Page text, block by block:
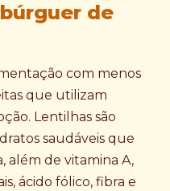
de
com menos
que utilizam
Lentilhas são
saudáveis que
além de vitamina A,
ácido fólico, fibra e